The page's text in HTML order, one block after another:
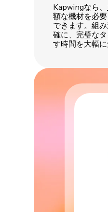
Kapwingなら、
額な機材を必
できます。組
確に、完璧な
す時間を大幅に